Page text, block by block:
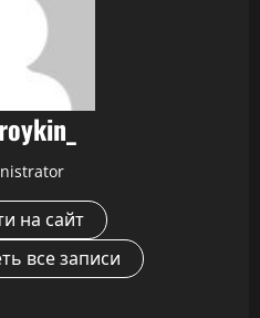
на сайт
все записи